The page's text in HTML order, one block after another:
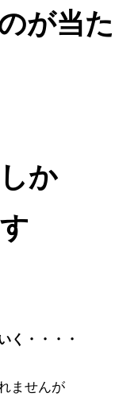
が当た
か
く・・・・
ませんが